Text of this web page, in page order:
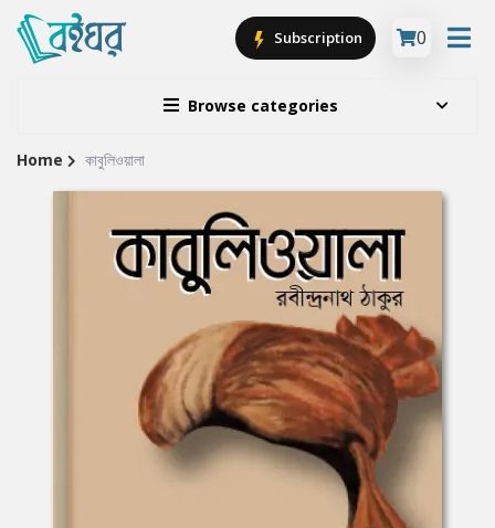
Browse categories
Subscription 0
Site
Home কাবুলিওয়ালা